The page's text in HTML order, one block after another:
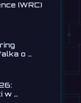
(WRC)
o …
w …